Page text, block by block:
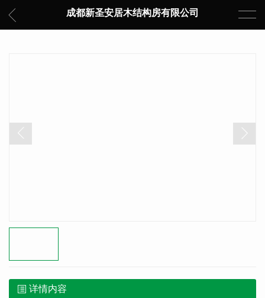
成都新圣安居木结构房有限公司
详情内容